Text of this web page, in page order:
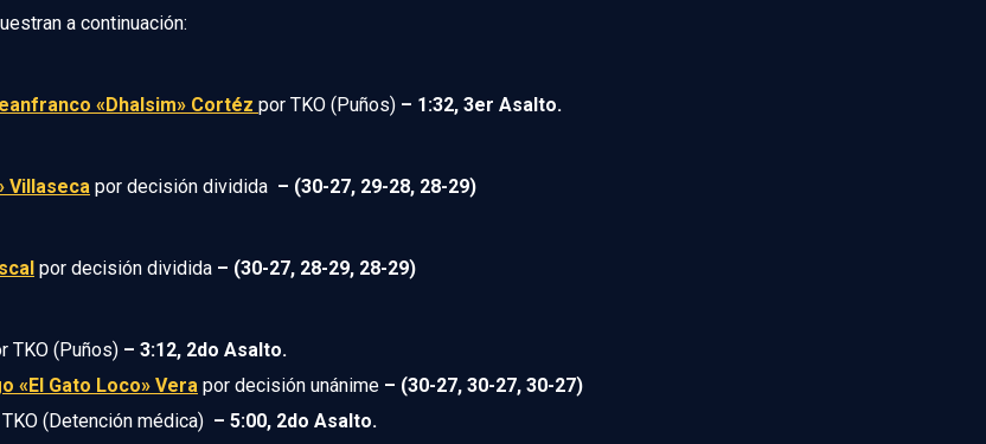
a continuación:
«Dhalsim» Cortéz por TKO (Puños) – 1:32, 3er Asalto.
Villaseca por decisión dividida – (30-27, 29-28, 28-29)
por decisión dividida – (30-27, 28-29, 28-29)
TKO (Puños) – 3:12, 2do Asalto.
«El Gato Loco» Vera por decisión unánime – (30-27, 30-27, 30-27)
(Detención médica) – 5:00, 2do Asalto.